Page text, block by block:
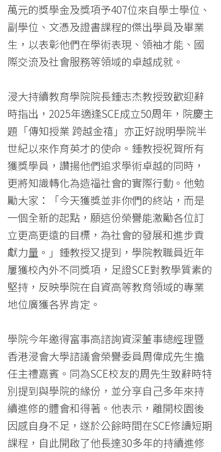
過
400
名
出
學
員
及
畢
業
生
學
院
消
息
國
際
學
院
萬元的獎學金及獎項予407位來自學士學位、
副學位、文憑及證書課程的傑出學員及畢業
生，以表彰他們在學術表現、領袖才能、國
際交流及社會服務等領域的卓越成就。
浸大持續教育學院院長鍾志杰教授致歡迎辭
時指出，2025年適逢SCE成立50周年，院慶主
題「傳知授業 跨越金禧」亦正好說明學院半
世紀以來作育英才的使命。鍾教授祝賀所有
獲獎學員，讚揚他們追求學術卓越的同時，
更將知識轉化為造福社會的實際行動。他勉
勵大家：「今天獲獎並非你們的終站，而是
一個全新的起點，願這份榮譽能激勵各位訂
立更高更遠的目標，為社會的發展和進步貢
獻力量。」鍾教授又提到，學院教職員近年
屢獲校內外不同獎項，足證SCE對教學質素的
堅持，反映學院在自資高等教育領域的專業
地位廣獲各界肯定。
學院今年邀得富事高諮詢資深董事總經理暨
香港浸會大學諮議會榮譽委員周偉成先生擔
任主禮嘉賓。同為SCE校友的周先生致辭時特
別提到與學院的緣份，並分享自己多年來持
續進修的體會和得著。他表示，離開校園後
因感自身不足，遂於公餘時間在SCE修讀短期
課程，自此開啟了他長達30多年的持續進修